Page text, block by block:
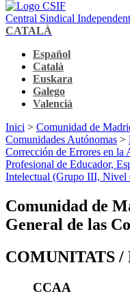
Central Sindical
CATALÀ
Español
Català
Euskara
Galego
Valencià
Inici > Comunidad de
Comunidades Autónomas >
Corrección de Errores en la
Profesional de Educador,
Intelectual (Grupo III, Nivel
Comunidad de
General de las
COMUNITATS /
CCAA